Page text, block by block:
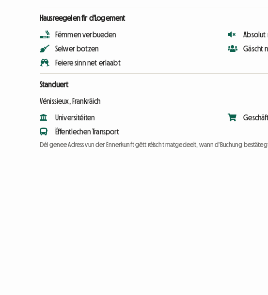
Hausreegelen fir d'Logement
Fëmmen verbueden
Selwer botzen
Feiere sinn net erlaabt
Absolut
Gäscht
Standuert
Vénissieux, Frankräich
Universitéiten
Ëffentlechen Transport
Déi genee Adress vun der Ënnerkunft gëtt réischt matgedeelt, wann d'Buchung bestätegt